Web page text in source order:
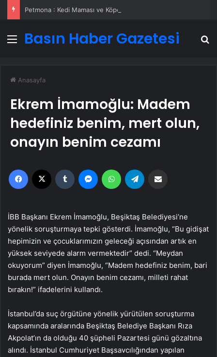
Menü
Basın Haber Gazetesi
Anasayfa
Ekrem İmamoğlu: Madem
hedefiniz benim, mert olun,
onayın benim cezamı
Facebook Tumblr MessengerWhatsApp
İBB Başkanı Ekrem İmamoğlu, Beşiktaş Belediyesi’ne
yönelik soruşturmaya tepki gösterdi. İmamoğlu, “Bu gidişat
hepimizin ve çocuklarımızın geleceği açısından artık en
yüksek seviyede alarm vermektedir” dedi. “Meydan
okuyorum” diyen İmamoğlu, “Madem hedefiniz benim, bari
burada mert olun. Onayın benim cezamı, milleti rahat
bırakın!” ifadelerini kullandı.
İstanbul’da suç örgütüne yönelik yürütülen soruşturma
kapsamında aralarında Beşiktaş Belediye Başkanı Rıza
Akpolat’ın da olduğu 40 şüpheli Pazartesi günü gözaltına
alındı. İstanbul Cumhuriyet Başsavcılığından yapılan